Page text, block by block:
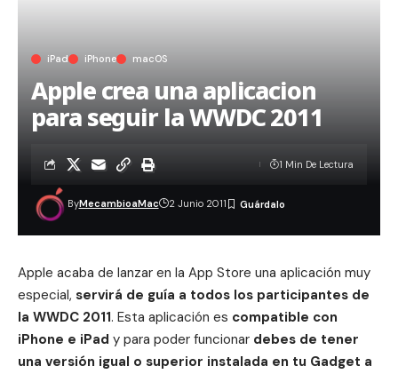
iPad iPhone macOS
Apple crea una aplicacion
para seguir la WWDC 2011
ByMecambioaMac 2 Junio 2011
1 Min De Lectura
Apple acaba de lanzar en la App Store una aplicación muy
especial, servirá de guía a todos los participantes de
la WWDC 2011. Esta aplicación es compatible con
iPhone e iPad y para poder funcionar debes de tener
una versión igual o superior instalada en tu Gadget a